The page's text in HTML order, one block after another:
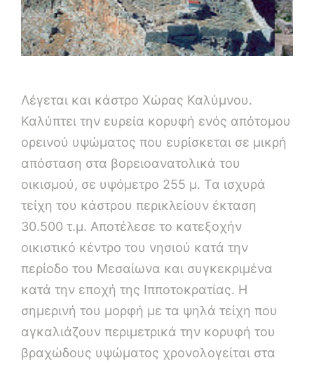
Λέγεται και κάστρο Χώρας Καλύμνου.
Καλύπτει την ευρεία κορυφή ενός απότομου
ορεινού υψώματος που ευρίσκεται σε μικρή
απόσταση στα βορειοανατολικά του
οικισμού, σε υψόμετρο 255 μ. Τα ισχυρά
τείχη του κάστρου περικλείουν έκταση
30.500 τ.μ. Αποτέλεσε το κατεξοχήν
οικιστικό κέντρο του νησιού κατά την
περίοδο του Μεσαίωνα και συγκεκριμένα
κατά την εποχή της Ιπποτοκρατίας. Η
σημερινή του μορφή με τα ψηλά τείχη που
αγκαλιάζουν περιμετρικά την κορυφή του
βραχώδους υψώματος χρονολογείται στα